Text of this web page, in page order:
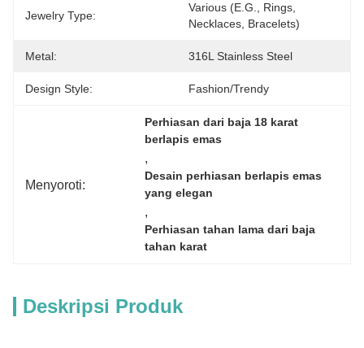
Jewelry Type:
Various (e.g., Rings,
Necklaces, Bracelets)
Metal: 316L Stainless Steel
Design Style: Fashion/Trendy
Menyoroti:
Perhiasan dari baja 18 karat
berlapis emas
,
Desain perhiasan berlapis emas
yang elegan
,
Perhiasan tahan lama dari baja
tahan karat
Deskripsi Produk